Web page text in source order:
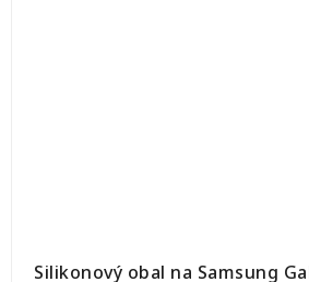
Silikonový obal na Samsung